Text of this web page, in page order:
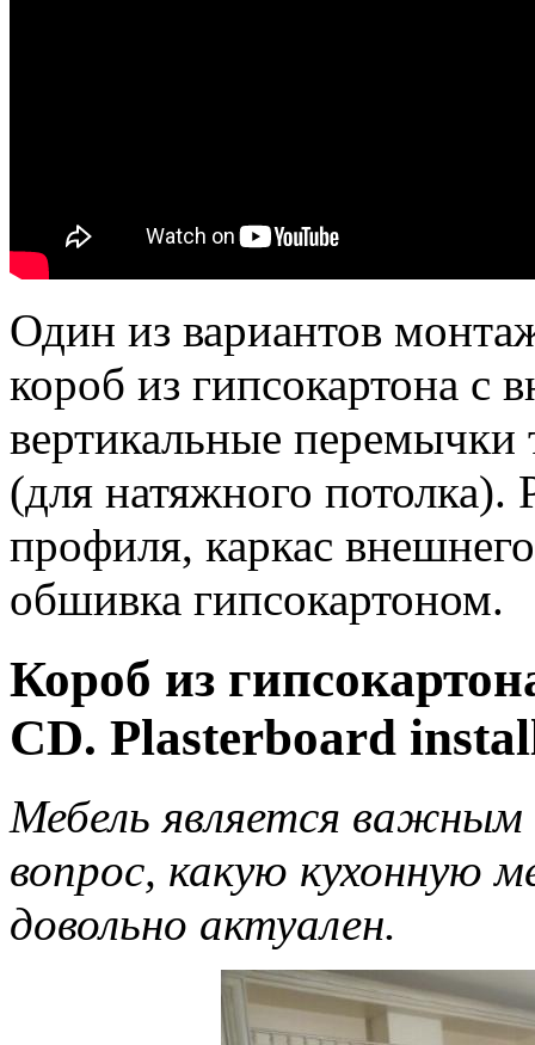
Один из вариантов
короб из гипсокартона
вертикальные перемычки
(для натяжного потолка).
профиля, каркас
обшивка гипсокартоном.
Короб из
CD. Plasterboard
Мебель является
вопрос, какую кухонную
довольно актуален.